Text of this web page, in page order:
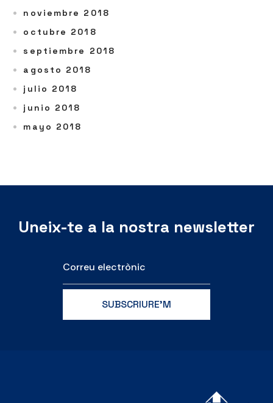
noviembre 2018
octubre 2018
septiembre 2018
agosto 2018
julio 2018
junio 2018
mayo 2018
Uneix-te a la nostra newsletter